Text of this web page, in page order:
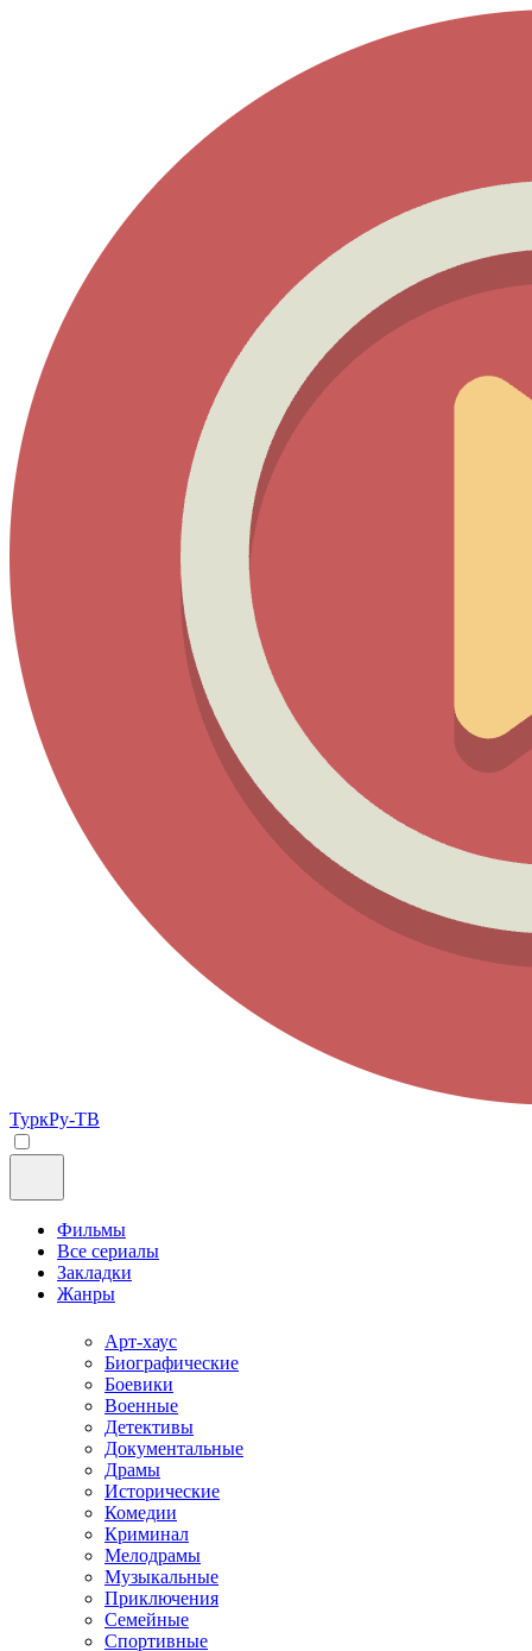
ТуркРу-ТВ
Фильмы
Все сериалы
Закладки
Жанры
Арт-хаус
Биографические
Боевики
Военные
Детективы
Документальные
Драмы
Исторические
Комедии
Криминал
Мелодрамы
Музыкальные
Приключения
Семейные
Спортивные